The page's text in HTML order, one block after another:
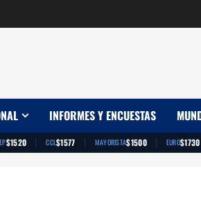
INFORMES Y ENCUESTAS
$1520 | CCL$1577 | MAYORISTA$1500 | EURO$1730